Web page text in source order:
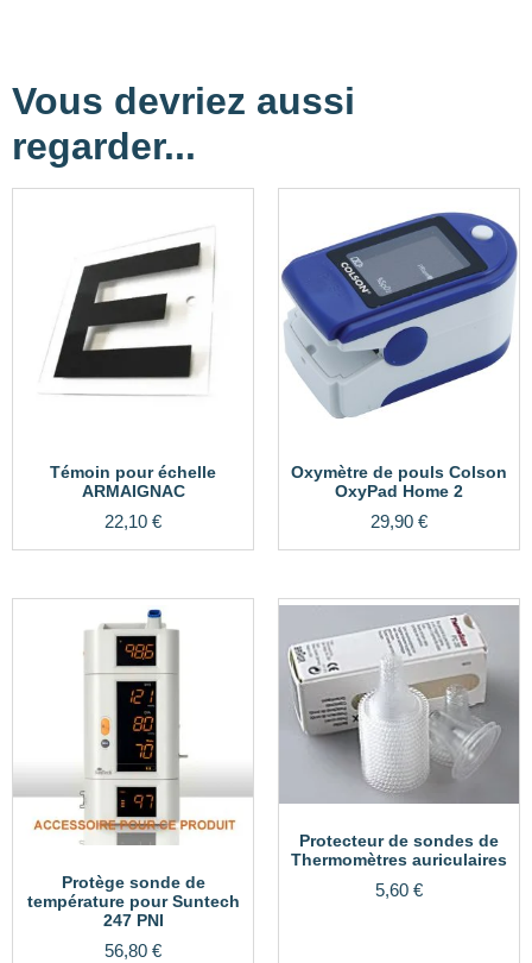
Vous devriez aussi
regarder...
Témoin pour échelle
ARMAIGNAC
22,10 €
Oxymètre de pouls Colson
OxyPad Home 2
29,90 €
Protège sonde de
température pour Suntech
247 PNI
56,80 €
Protecteur de sondes de
Thermomètres auriculaires
5,60 €